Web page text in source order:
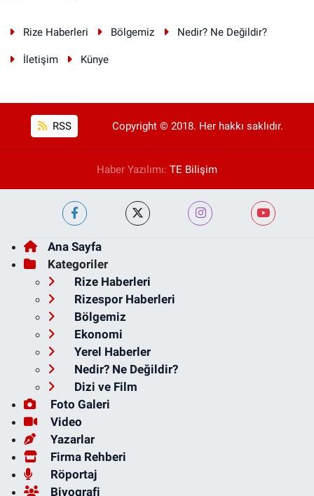
Rize Haberleri Bölgemiz Nedir? Ne Değildir?
İletişim Künye
RSS Copyright © 2018. Her hakkı saklıdır.
Haber Yazılımı: TE Bilişim
Ana Sayfa
Kategoriler
Rize Haberleri
Rizespor Haberleri
Bölgemiz
Ekonomi
Yerel Haberler
Nedir? Ne Değildir?
Dizi ve Film
Foto Galeri
Video
Yazarlar
Firma Rehberi
Röportaj
Biyografi